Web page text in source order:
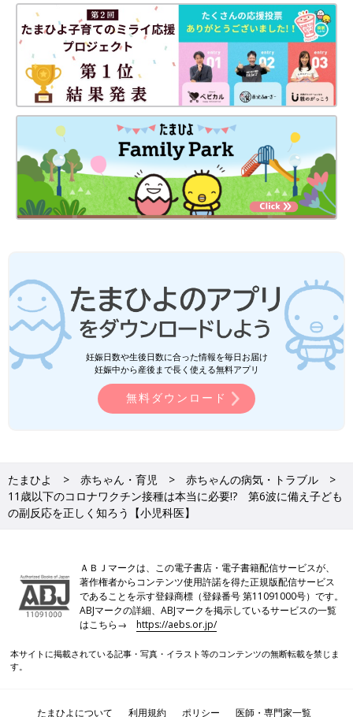
た人もいます。
新型コロナワクチンの副反応による心筋炎・心膜炎を心配するマ
マやパパは多いのですが、これまでのデータを見ると、新型コロ
ナに感染した場合のほうが、心筋炎・心膜炎を発症するリスク
は、明らかに高いということを知っておいてほしいです。
男性の心筋炎・心膜炎が疑われた報告頻度の比較
資料は、2021年10月 厚生労働省発表の「新型コロナワクチン接種後の心筋炎・
心膜炎について」の男性の割合。左はワクチンを受けた場合。右は、新型コロナウ
イルス感染症にかかった場合。
新型コロナに感染したとき重症化しやすい子は、早
――新型コロナワクチンをなるべく受けたほうがいいのは、どん
な子でしょうか。
疾患、糖尿病、免疫不全、神経疾患、極度の肥満などです。心配
なときは小児科の先生に相談してください。
――新型コロナワクチンを受けられない子もいるのでしょうか。
齋藤 受けられないのは、1回目の接種でアナフィラキシーショ
卵アレルギーでも接種できます。
妊娠日数や生後日数に合った情報を毎日お届け
妊娠中から産後まで長く使える無料アプリ
無料ダウンロード
たまひよ 赤ちゃん・育児
赤ちゃんの病気・トラブル
11歳以下のコロナワクチン接種は本当に必要!? 第6波に備え子ども
の副反応を正しく知ろう【小児科医】
ＡＢＪマークは、この電子書店・電子書籍配信サービスが、
著作権者からコンテンツ使用許諾を得た正規版配信サービス
であることを示す登録商標（登録番号 第11091000号）です。
ABJマークの詳細、ABJマークを掲示しているサービスの一覧
はこちら→https://aebs.or.jp/
本サイトに掲載されている記事・写真・イラスト等のコンテンツの無断転載を禁じま
す。
たまひよについて 利用規約 ポリシー 医師・専門家一覧